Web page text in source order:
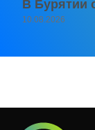
В Бурятии
10.08.2026